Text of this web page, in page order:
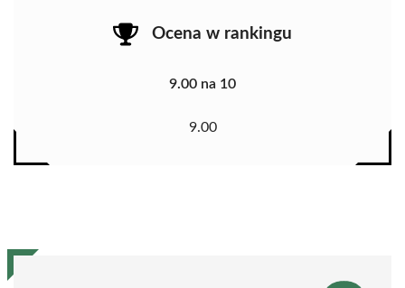
Ocena w rankingu
9.00 na 10
9.00